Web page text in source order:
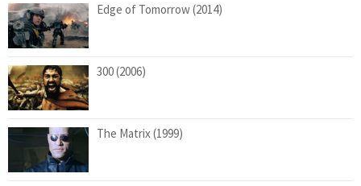
Edge of Tomorrow (2014)
300 (2006)
The Matrix (1999)